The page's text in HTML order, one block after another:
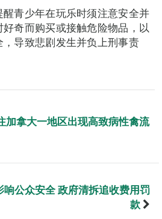
青少年在玩乐时须注意安全并
奇而购买或接触危险物品，以
导致悲剧发生并负上刑事责
加拿大一地区出现高致病性禽流
响公众安全 政府清拆追收费用罚
款